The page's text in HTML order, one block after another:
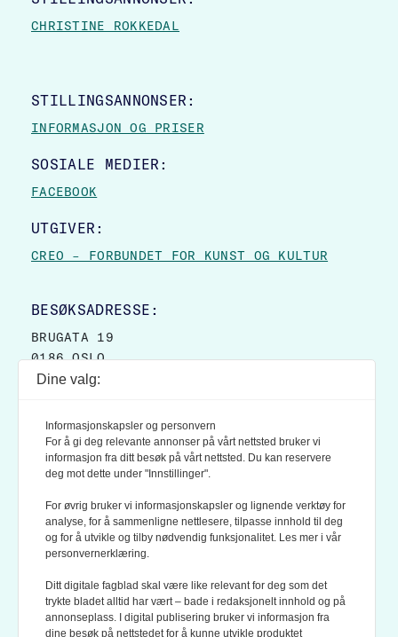
CHRISTINE ROKKEDAL
STILLINGSANNONSER:
INFORMASJON OG PRISER
SOSIALE MEDIER:
FACEBOOK
UTGIVER:
CREO – FORBUNDET FOR KUNST OG KULTUR
BESØKSADRESSE:
BRUGATA 19
0186 OSLO
POSTBOKS 9007 GRØNLAND
0133 OSLO
LES OGSÅ:
KONTEKSTS PERSONVERN-POLICY
Dine valg:
Informasjonskapsler og personvern
For å gi deg relevante annonser på vårt nettsted bruker vi
informasjon fra ditt besøk på vårt nettsted. Du kan reservere
deg mot dette under "Innstillinger".
For øvrig bruker vi informasjonskapsler og lignende verktøy for
analyse, for å sammenligne nettlesere, tilpasse innhold til deg
og for å utvikle og tilby nødvendig funksjonalitet. Les mer i vår
personvernerklæring.
Ditt digitale fagblad skal være like relevant for deg som det
trykte bladet alltid har vært – bade i redaksjonelt innhold og på
annonseplass. I digital publisering bruker vi informasjon fra
dine besøk på nettstedet for å kunne utvikle produktet